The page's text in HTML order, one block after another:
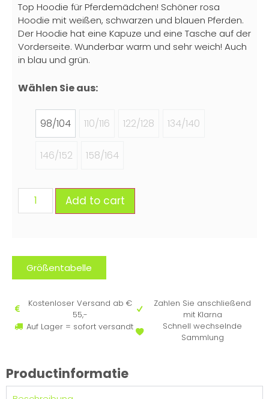
Top Hoodie für Pferdemädchen! Schöner rosa
Hoodie mit weißen, schwarzen und blauen Pferden.
Der Hoodie hat eine Kapuze und eine Tasche auf der
Vorderseite. Wunderbar warm und sehr weich! Auch
in blau und grün.
Wählen Sie aus:
98/104 110/116 122/128 134/140
146/152 158/164
Add to cart
Größentabelle
Kostenloser Versand ab €
55,-
Auf Lager = sofort versandt
Zahlen Sie anschließend
mit Klarna
Schnell wechselnde
Sammlung
Productinformatie